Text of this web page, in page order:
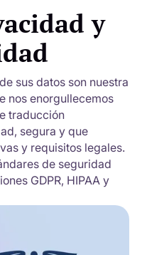
y
sus datos son nuestra
nos enorgullecemos
traducción
segura y que
y requisitos legales.
de seguridad
GDPR, HIPAA y